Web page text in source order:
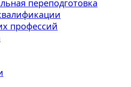
переподготовка
профессий